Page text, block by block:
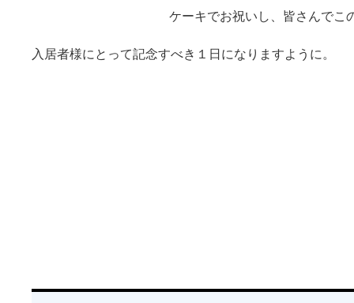
ケーキでお祝いし、皆さんでこ
入居者様にとって記念すべき１日になりますように。